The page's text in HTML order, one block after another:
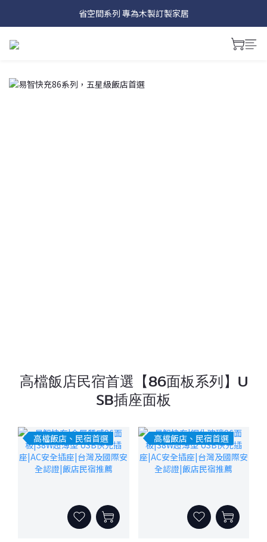
Hub系列 讓插座面板具有多種娛樂功能~
省空間系列 專為木製訂製家居
高檔飯店民宿首選【86面板系列】U
SB插座面板
高檔飯店、民宿首選 高檔飯店、民宿首選